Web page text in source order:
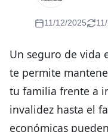
11/12/2025
Un seguro de vida
te permite
tu familia frente a
invalidez hasta el
económicas